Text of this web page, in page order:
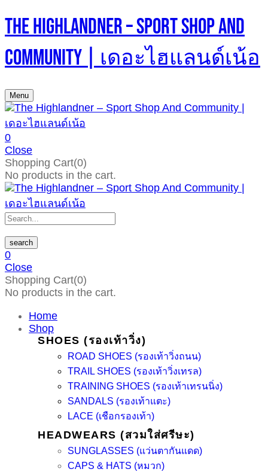
The Highlandner – Sport Shop And
Community | เดอะไฮแลนด์เน้อ
Menu
0
Close
Shopping Cart(0)
No products in the cart.
search
0
Close
Shopping Cart(0)
No products in the cart.
Home
Shop
SHOES (รองเท้าวิ่ง)
ROAD SHOES (รองเท้าวิ่งถนน)
TRAIL SHOES (รองเท้าวิ่งเทรล)
TRAINING SHOES (รองเท้าเทรนนิ่ง)
SANDALS (รองเท้าแตะ)
LACE (เชือกรองเท้า)
HEADWEARS (สวมใส่ศรีษะ)
SUNGLASSES (แว่นตากันแดด)
CAPS & HATS (หมวก)